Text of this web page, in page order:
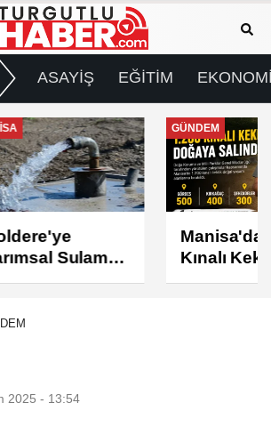
ASAYİŞ EĞİTİM
GÜNDEM
Manisa'da 1.200
Kınalı Keklik
Doğaya Salındı
2025 - 13:54